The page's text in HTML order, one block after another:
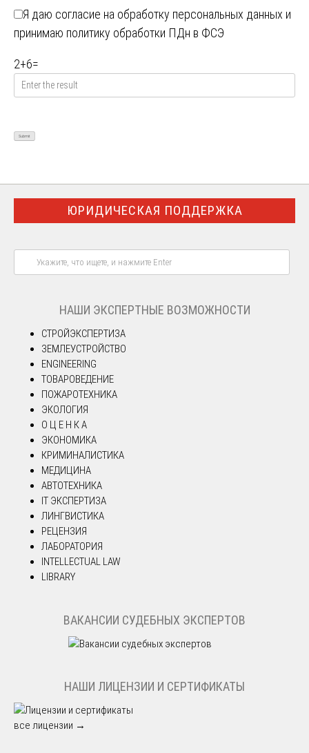
Я даю согласие на обработку персональных данных и
принимаю политику обработки ПДн в ФСЭ
2+6=
ЮРИДИЧЕСКАЯ ПОДДЕРЖКА
НАШИ ЭКСПЕРТНЫЕ ВОЗМОЖНОСТИ
СТРОЙЭКСПЕРТИЗА
ЗЕМЛЕУСТРОЙСТВО
ENGINEERING
ТОВАРОВЕДЕНИЕ
ПОЖАРОТЕХНИКА
ЭКОЛОГИЯ
О Ц Е Н К А
ЭКОНОМИКА
КРИМИНАЛИСТИКА
МЕДИЦИНА
АВТОТЕХНИКА
IT ЭКСПЕРТИЗА
ЛИНГВИСТИКА
РЕЦЕНЗИЯ
ЛАБОРАТОРИЯ
INTELLECTUAL LAW
LIBRARY
ВАКАНСИИ СУДЕБНЫХ ЭКСПЕРТОВ
НАШИ ЛИЦЕНЗИИ И СЕРТИФИКАТЫ
все лицензии →